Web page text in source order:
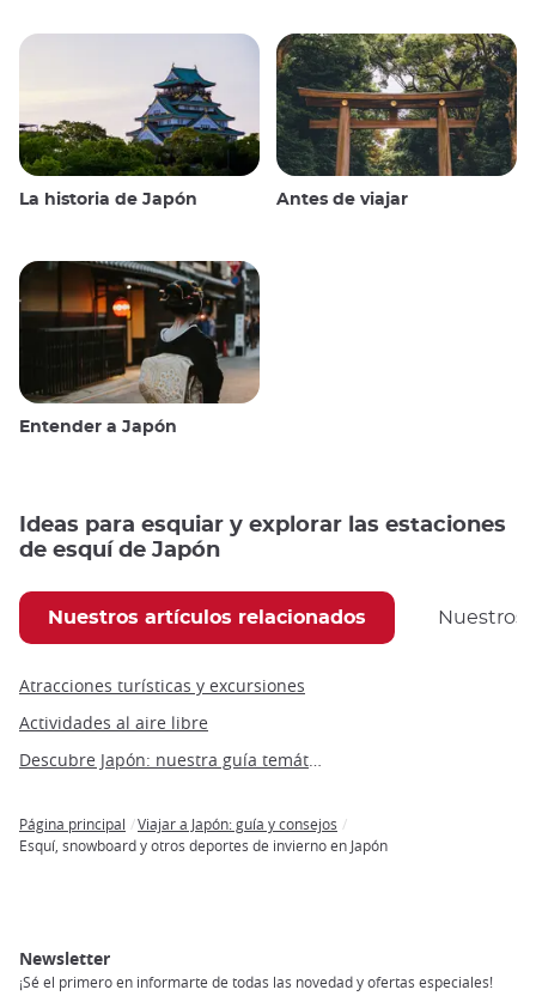
La historia de Japón Antes de viajar
Entender a Japón
Ideas para esquiar y explorar las estaciones
de esquí de Japón
Nuestros artículos relacionados Nuestros
Atracciones turísticas y excursiones
Actividades al aire libre
Breadcrumb
Página principal
Viajar a Japón: guía y consejos
Esquí, snowboard y otros deportes de invierno en Japón
Newsletter
¡Sé el primero en informarte de todas las novedad y ofertas especiales!